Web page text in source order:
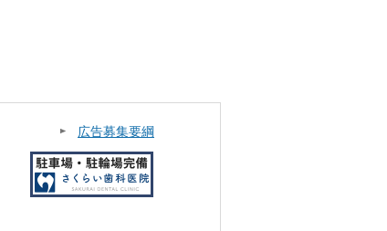
広告募集要綱